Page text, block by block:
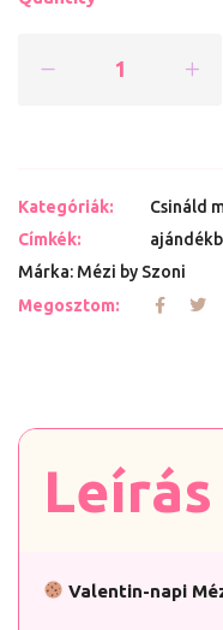
Kategóriák: Csináld
Címkék:
Márka: Mézi by Szoni
Megosztom:
Leírás
Valentin-napi